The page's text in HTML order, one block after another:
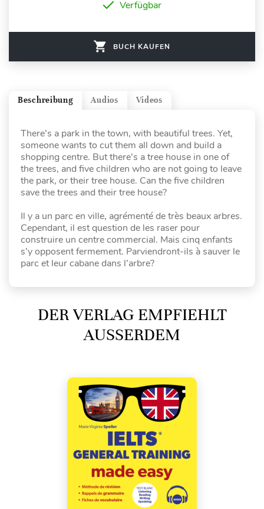
Verfügbar
BUCH KAUFEN
Videos
Audios
Beschreibung
There’s a park in the town, with beautiful trees. Yet,
someone wants to cut them all down and build a
shopping centre. But there’s a tree house in one of
the trees, and five children who are not going to leave
the park, or their tree house. Can the five children
save the trees and their tree house?
Il y a un parc en ville, agrémenté de très beaux arbres.
Cependant, il est question de les raser pour
construire un centre commercial. Mais cinq enfants
s’y opposent fermement. Parviendront-ils à sauver le
parc et leur cabane dans l’arbre?
DER VERLAG EMPFIEHLT
AUSSERDEM